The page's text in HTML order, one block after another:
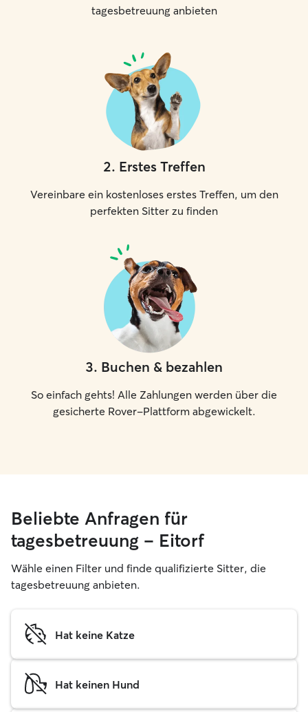
tagesbetreuung anbieten
2. Erstes Treffen
Vereinbare ein kostenloses erstes Treffen, um den
perfekten Sitter zu finden
3. Buchen & bezahlen
So einfach gehts! Alle Zahlungen werden über die
gesicherte Rover-Plattform abgewickelt.
Beliebte Anfragen für
tagesbetreuung – Eitorf
Wähle einen Filter und finde qualifizierte Sitter, die
tagesbetreuung anbieten.
Hat keine Katze
Hat keinen Hund